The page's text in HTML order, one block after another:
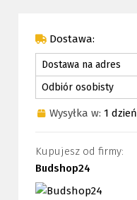
Dostawa:
Dostawa na adres
Odbiór osobisty
Wysyłka w: 1 dzień
Kupujesz od firmy:
Budshop24